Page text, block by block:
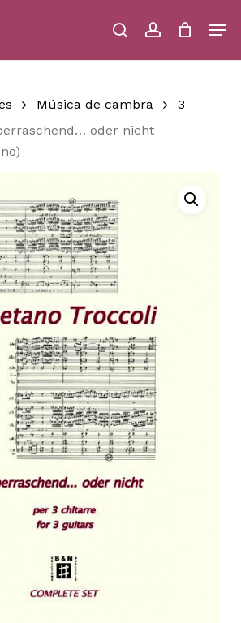
searchaccount
Close
Música de cambra
3
oder nicht
Menu